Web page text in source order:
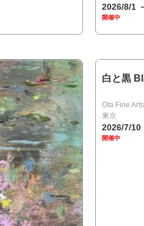
2026/8/1
開催中
白と黒
Ota Fine Arts
東京
2026/7/10
開催中